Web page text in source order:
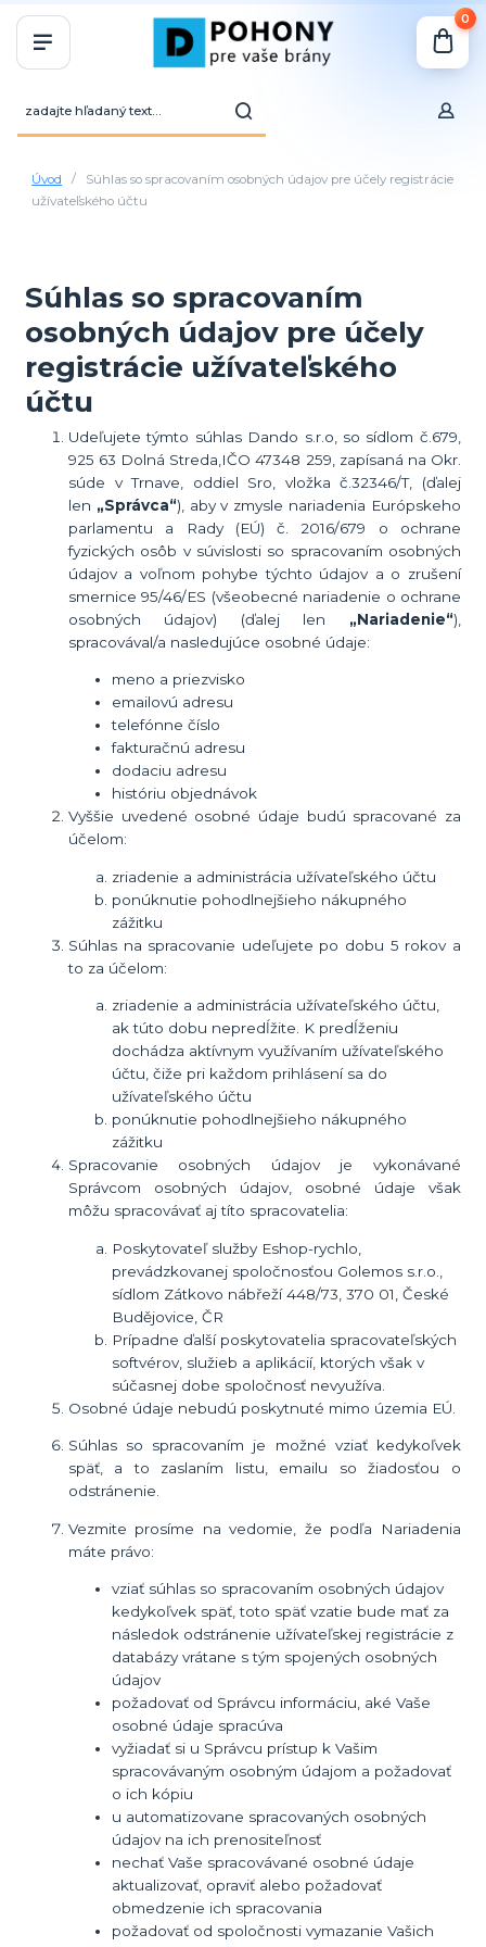
0
Úvod
Súhlas so spracovaním osobných údajov pre účely registrácie
užívateľského účtu
Súhlas so spracovaním
osobných údajov pre účely
registrácie užívateľského
účtu
Udeľujete týmto súhlas Dando s.r.o, so sídlom č.679,
925 63 Dolná Streda,IČO 47348 259, zapísaná na Okr.
súde v Trnave, oddiel Sro, vložka č.32346/T, (ďalej
len „Správca“), aby v zmysle nariadenia Európskeho
parlamentu a Rady (EÚ) č. 2016/679 o ochrane
fyzických osôb v súvislosti so spracovaním osobných
údajov a voľnom pohybe týchto údajov a o zrušení
smernice 95/46/ES (všeobecné nariadenie o ochrane
osobných údajov) (ďalej len „Nariadenie“),
spracovával/a nasledujúce osobné údaje:
meno a priezvisko
emailovú adresu
telefónne číslo
fakturačnú adresu
dodaciu adresu
históriu objednávok
Vyššie uvedené osobné údaje budú spracované za
účelom:
zriadenie a administrácia užívateľského účtu
ponúknutie pohodlnejšieho nákupného
zážitku
Súhlas na spracovanie udeľujete po dobu 5 rokov a
to za účelom:
zriadenie a administrácia užívateľského účtu,
ak túto dobu nepredĺžite. K predĺženiu
dochádza aktívnym využívaním užívateľského
účtu, čiže pri každom prihlásení sa do
užívateľského účtu
ponúknutie pohodlnejšieho nákupného
zážitku
Spracovanie osobných údajov je vykonávané
Správcom osobných údajov, osobné údaje však
môžu spracovávať aj títo spracovatelia:
Poskytovateľ služby Eshop-rychlo,
prevádzkovanej spoločnosťou Golemos s.r.o.,
sídlom Zátkovo nábřeží 448/73, 370 01, České
Budějovice, ČR
Prípadne ďalší poskytovatelia spracovateľských
softvérov, služieb a aplikácií, ktorých však v
súčasnej dobe spoločnosť nevyužíva.
Osobné údaje nebudú poskytnuté mimo územia EÚ.
Súhlas so spracovaním je možné vziať kedykoľvek
späť, a to zaslaním listu, emailu so žiadosťou o
odstránenie.
Vezmite prosíme na vedomie, že podľa Nariadenia
máte právo:
vziať súhlas so spracovaním osobných údajov
kedykoľvek späť, toto späť vzatie bude mať za
následok odstránenie užívateľskej registrácie z
databázy vrátane s tým spojených osobných
údajov
požadovať od Správcu informáciu, aké Vaše
osobné údaje spracúva
vyžiadať si u Správcu prístup k Vašim
spracovávaným osobným údajom a požadovať
o ich kópiu
u automatizovane spracovaných osobných
údajov na ich prenositeľnosť
nechať Vaše spracovávané osobné údaje
aktualizovať, opraviť alebo požadovať
obmedzenie ich spracovania
požadovať od spoločnosti vymazanie Vašich